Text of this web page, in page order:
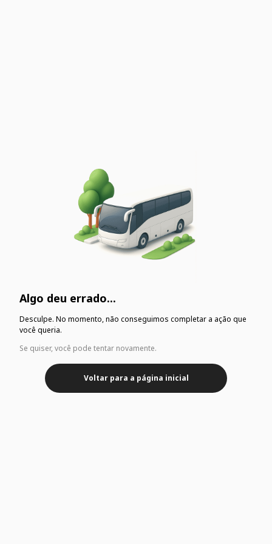
Algo deu errado...
Desculpe. No momento, não conseguimos completar a ação que
você queria.
Se quiser, você pode tentar novamente.
Voltar para a página inicial